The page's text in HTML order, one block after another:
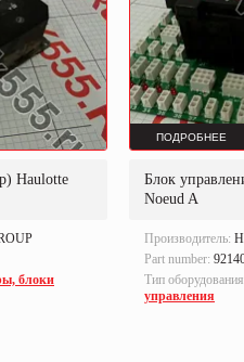
Haulotte
блоки
ПОДРОБНЕЕ
Блок
Noeud A
Производитель:
Part number:
Тип
управления